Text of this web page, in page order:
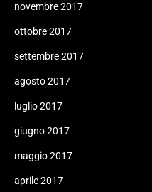
novembre 2017
ottobre 2017
settembre 2017
agosto 2017
luglio 2017
giugno 2017
maggio 2017
aprile 2017